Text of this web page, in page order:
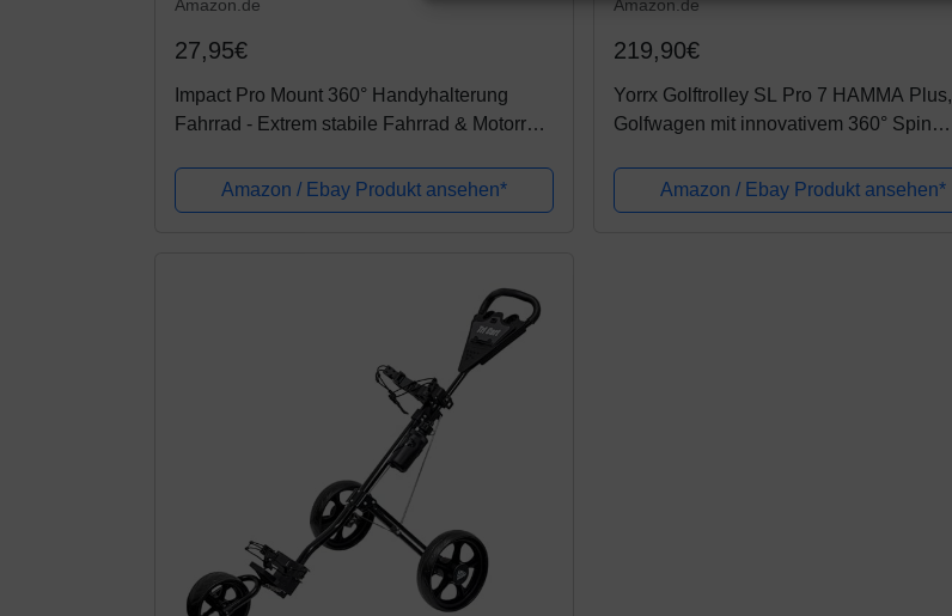
Amazon.de
27,95€
Impact Pro Mount 360° Handyhalterung
Fahrrad - Extrem stabile Fahrrad & Motorrad
Kugelgelenk & Sicherheitsgummi -...
Amazon / Ebay Produkt ansehen*
Amazon.de
219,90€
Yorrx Golftrolley SL Pro 7 HAMMA Plus,
Golfwagen mit innovativem 360° Spin
Regenschirmhalter & Tees (grün/weiß)
Amazon / Ebay Produkt ansehen*